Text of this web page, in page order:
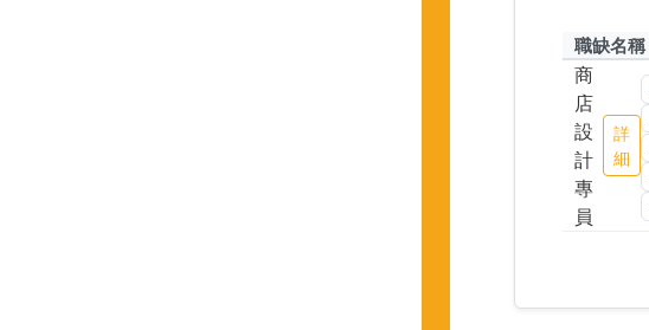
職缺名稱
商
店
設
計
專
員
詳
細